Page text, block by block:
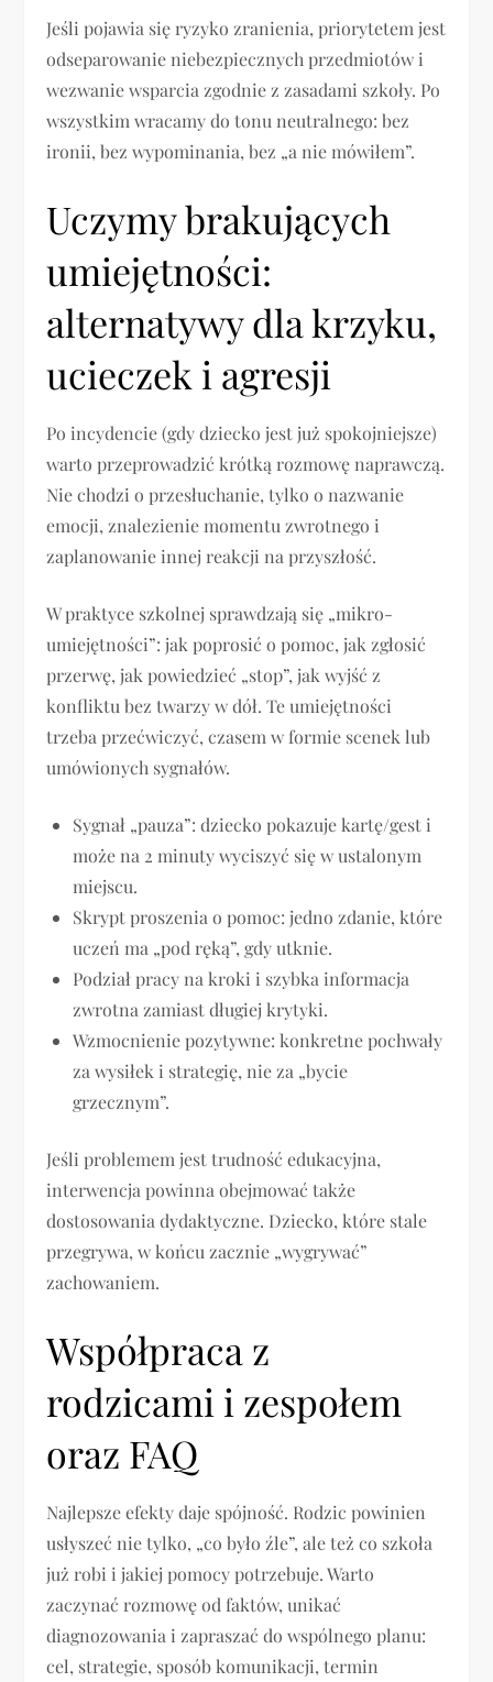
Jeśli pojawia się ryzyko zranienia, priorytetem jest
odseparowanie niebezpiecznych przedmiotów i
wezwanie wsparcia zgodnie z zasadami szkoły. Po
wszystkim wracamy do tonu neutralnego: bez
ironii, bez wypominania, bez „a nie mówiłem”.
Uczymy brakujących
umiejętności:
alternatywy dla krzyku,
ucieczek i agresji
Po incydencie (gdy dziecko jest już spokojniejsze)
warto przeprowadzić krótką rozmowę naprawczą.
Nie chodzi o przesłuchanie, tylko o nazwanie
emocji, znalezienie momentu zwrotnego i
zaplanowanie innej reakcji na przyszłość.
W praktyce szkolnej sprawdzają się „mikro-
umiejętności”: jak poprosić o pomoc, jak zgłosić
przerwę, jak powiedzieć „stop”, jak wyjść z
konfliktu bez twarzy w dół. Te umiejętności
trzeba przećwiczyć, czasem w formie scenek lub
umówionych sygnałów.
Sygnał „pauza”: dziecko pokazuje kartę/gest i
może na 2 minuty wyciszyć się w ustalonym
miejscu.
Skrypt proszenia o pomoc: jedno zdanie, które
uczeń ma „pod ręką”, gdy utknie.
Podział pracy na kroki i szybka informacja
zwrotna zamiast długiej krytyki.
Wzmocnienie pozytywne: konkretne pochwały
za wysiłek i strategię, nie za „bycie
grzecznym”.
Jeśli problemem jest trudność edukacyjna,
interwencja powinna obejmować także
dostosowania dydaktyczne. Dziecko, które stale
przegrywa, w końcu zacznie „wygrywać”
zachowaniem.
Współpraca z
rodzicami i zespołem
oraz FAQ
Najlepsze efekty daje spójność. Rodzic powinien
usłyszeć nie tylko, „co było źle”, ale też co szkoła
już robi i jakiej pomocy potrzebuje. Warto
zaczynać rozmowę od faktów, unikać
diagnozowania i zapraszać do wspólnego planu:
cel, strategie, sposób komunikacji, termin